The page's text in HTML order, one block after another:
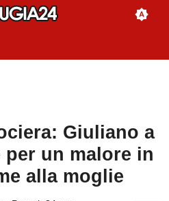
Giuliano a
per un malore in
alla moglie